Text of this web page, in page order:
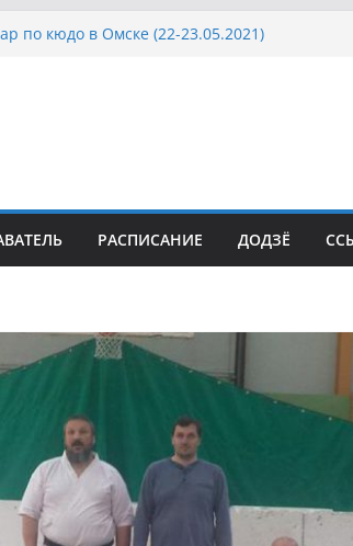
по кюдо в Омске (22-23.05.2021)
РАСПИСАНИЕ ДОДЗЁ